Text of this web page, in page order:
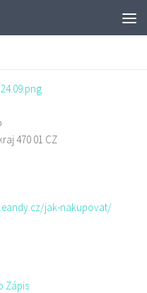
470 01 CZ
jak-nakupovat/
Zápis